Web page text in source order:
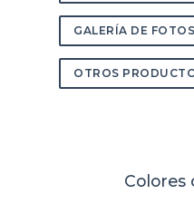
GALERÍA DE FOTOS
OTROS
Colores